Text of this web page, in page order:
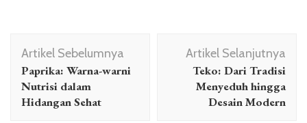
Navigasi
Artikel
Artikel Sebelumnya
Paprika: Warna-warni
Nutrisi dalam
Hidangan Sehat
Artikel Selanjutnya
Teko: Dari Tradisi
Menyeduh hingga
Desain Modern